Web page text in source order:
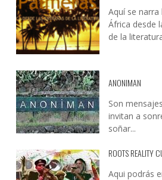
DOCANARIAS CONVOCA A
INSTITUCIONES A
SOBRE LA
CREATIVA CANARIA, 6 AGOSTO,
JESÚS RODRÍGUEZ FALCÓN:
NATURALEZA, CAMINO Y
FOTOGRAFÍA
Aquí se narra
África desde
de la
ANONIMAN
Son
invitan a
soñar...
ROOTS REALITY
Aqui podrás